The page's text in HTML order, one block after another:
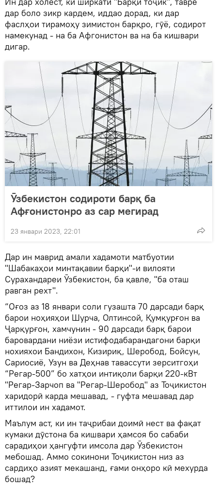
дар боло зикр кардем, иддао дорад, ки дар
фаслҳои тирамоҳу зимистон барқро, гӯё, содирот
намекунад - на ба Афгонистон ва на ба кишвари
дигар.
Ӯзбекистон содироти барқ ба
Афғонистонро аз сар мегирад
23 январи 2023, 22:01
Дар ин маврид амали хадамоти матбуотии
"Шабакаҳои минтақавии барқи"-и вилояти
Сурахандареи Ӯзбекистон, ба қавле, "ба оташ
равган рехт".
“Оғоз аз 18 январи соли гузашта 70 дарсади барқ
барои ноҳияҳои Шурча, Олтинсой, Қумқурғон ва
Ҷарқурғон, хамчунин - 90 дарсади барқ барои
баровардани ниёзи истифодабарандагони барқи
нохияхои Бандихон, Кизириқ, Шеробод, Бойсун,
Сариосиё, Узун ва Деҳнав тавассути зерситгоҳи
“Регар-500” бо хатҳои интиқоли барқи 220-кВт
"Регар-Зарчоп ва "Регар-Шеробод" аз Тоҷикистон
харидорӣ карда мешавад, - гуфта мешавад дар
иттилои ин хадамот.
Маълум аст, ки ин таҷрибаи доимӣ нест ва фақат
кумаки дӯстона ба кишвари ҳамсоя бо сабаби
сарадиҳои ҳангуфти имсола дар Ӯзбекистон
мебошад. Аммо сокинони Тоҷикистон низ аз
сардиҳо азият мекашанд, ғами онҳоро кӣ мехурда
бошад?